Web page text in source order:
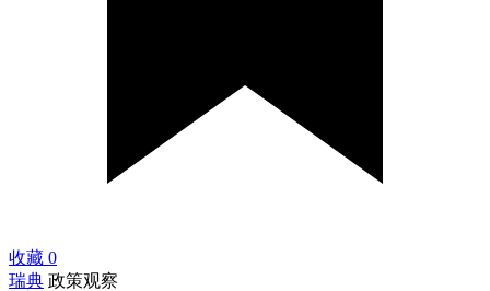
收藏 0
瑞典 政策观察